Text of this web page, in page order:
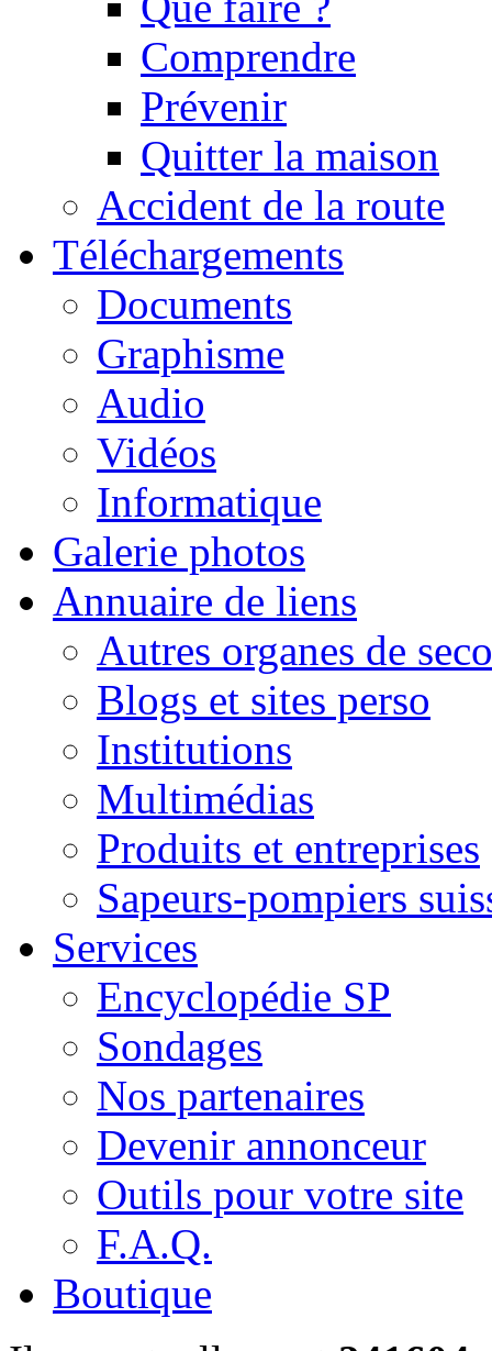
Comprendre
Prévenir
Quitter la maison
Accident de la route
Téléchargements
Documents
Graphisme
Audio
Vidéos
Informatique
Galerie photos
Annuaire de liens
Autres organes de
Blogs et sites perso
Institutions
Multimédias
Produits et entreprises
Sapeurs-pompiers
Services
Encyclopédie SP
Sondages
Nos partenaires
Devenir annonceur
Outils pour votre site
F.A.Q.
Boutique